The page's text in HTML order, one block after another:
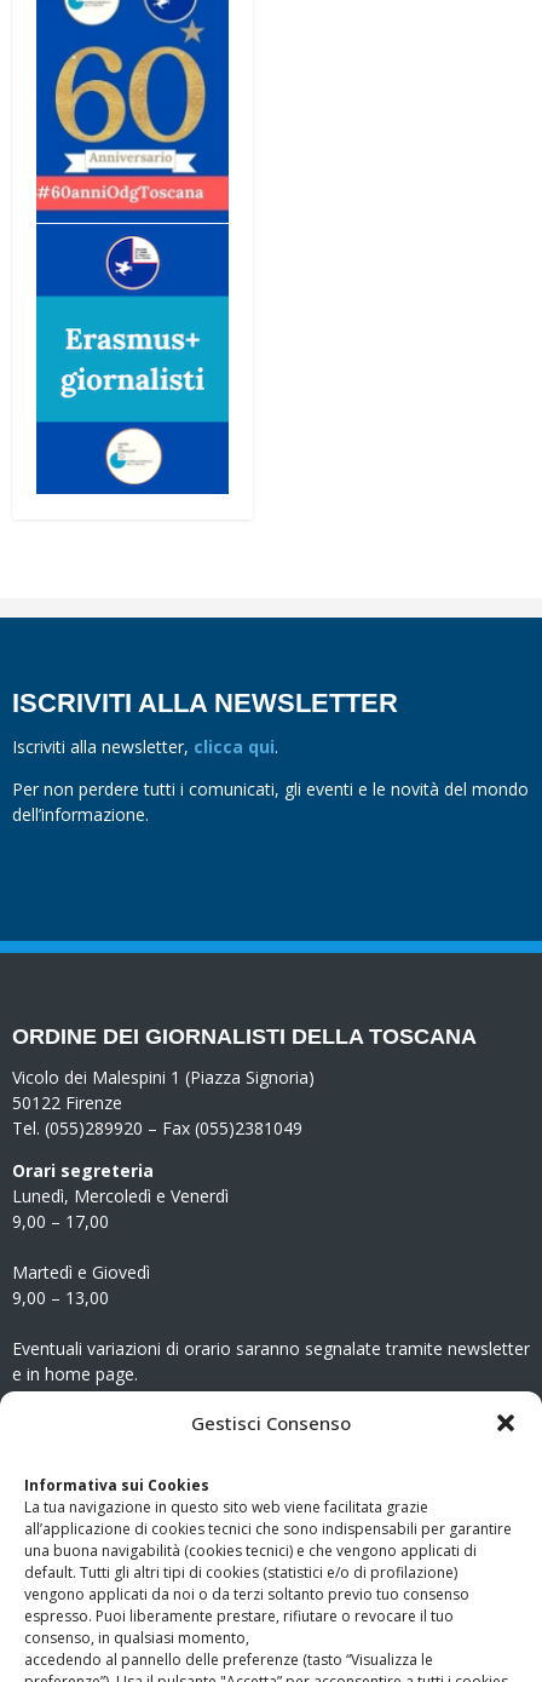
Gestisci Consenso
Informativa sui Cookies
La tua navigazione in questo sito web viene facilitata grazie
all’applicazione di cookies tecnici che sono indispensabili per garantire
una buona navigabilità (cookies tecnici) e che vengono applicati di
default. Tutti gli altri tipi di cookies (statistici e/o di profilazione)
vengono applicati da noi o da terzi soltanto previo tuo consenso
espresso. Puoi liberamente prestare, rifiutare o revocare il tuo
consenso, in qualsiasi momento,
accedendo al pannello delle preferenze (tasto “Visualizza le
ISCRIVITI ALLA NEWSLETTER
Iscriviti alla newsletter, clicca qui.
Per non perdere tutti i comunicati, gli eventi e le novità del mondo
dell’informazione.
ORDINE DEI GIORNALISTI DELLA TOSCANA
Vicolo dei Malespini 1 (Piazza Signoria)
50122 Firenze
Tel. (055)289920 – Fax (055)2381049
Orari segreteria
Lunedì, Mercoledì e Venerdì
9,00 – 17,00
Martedì e Giovedì
9,00 – 13,00
Eventuali variazioni di orario saranno segnalate tramite newsletter
e in home page.
www.odg.toscana.it – testata registrata presso il Tribunale di
Firenze al nr. 5208 dell’ 08.10.2002. Direttore responsabile:
Giampaolo Marchini – C.F. 80005790482
LINK UTILI
PagoPA